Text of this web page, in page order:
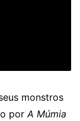
monstros
porA Múmia